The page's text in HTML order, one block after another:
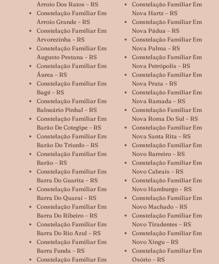
Arroio Dos Ratos – RS
Constelação Familiar Em
Arroio Grande – RS
Constelação Familiar Em
Arvorezinha – RS
Constelação Familiar Em
Augusto Pestana – RS
Constelação Familiar Em
Áurea – RS
Constelação Familiar Em
Bagé – RS
Constelação Familiar Em
Balneário Pinhal – RS
Constelação Familiar Em
Barão De Cotegipe – RS
Constelação Familiar Em
Barão Do Triunfo – RS
Constelação Familiar Em
Barão – RS
Constelação Familiar Em
Barra Do Guarita – RS
Constelação Familiar Em
Barra Do Quaraí – RS
Constelação Familiar Em
Barra Do Ribeiro – RS
Constelação Familiar Em
Barra Do Rio Azul – RS
Constelação Familiar Em
Barra Funda – RS
Constelação Familiar Em
Constelação Familiar Em
Nova Hartz – RS
Constelação Familiar Em
Nova Pádua – RS
Constelação Familiar Em
Nova Palma – RS
Constelação Familiar Em
Nova Petrópolis – RS
Constelação Familiar Em
Nova Prata – RS
Constelação Familiar Em
Nova Ramada – RS
Constelação Familiar Em
Nova Roma Do Sul – RS
Constelação Familiar Em
Nova Santa Rita – RS
Constelação Familiar Em
Novo Barreiro – RS
Constelação Familiar Em
Novo Cabrais – RS
Constelação Familiar Em
Novo Hamburgo – RS
Constelação Familiar Em
Novo Machado – RS
Constelação Familiar Em
Novo Tiradentes – RS
Constelação Familiar Em
Novo Xingu – RS
Constelação Familiar Em
Osório – RS